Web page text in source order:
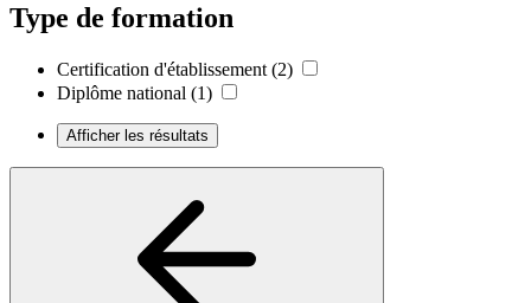
Type de formation
Certification d'établissement (2)
Diplôme national (1)
Afficher les résultats